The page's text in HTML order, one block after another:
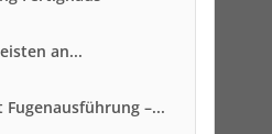
an...
–...